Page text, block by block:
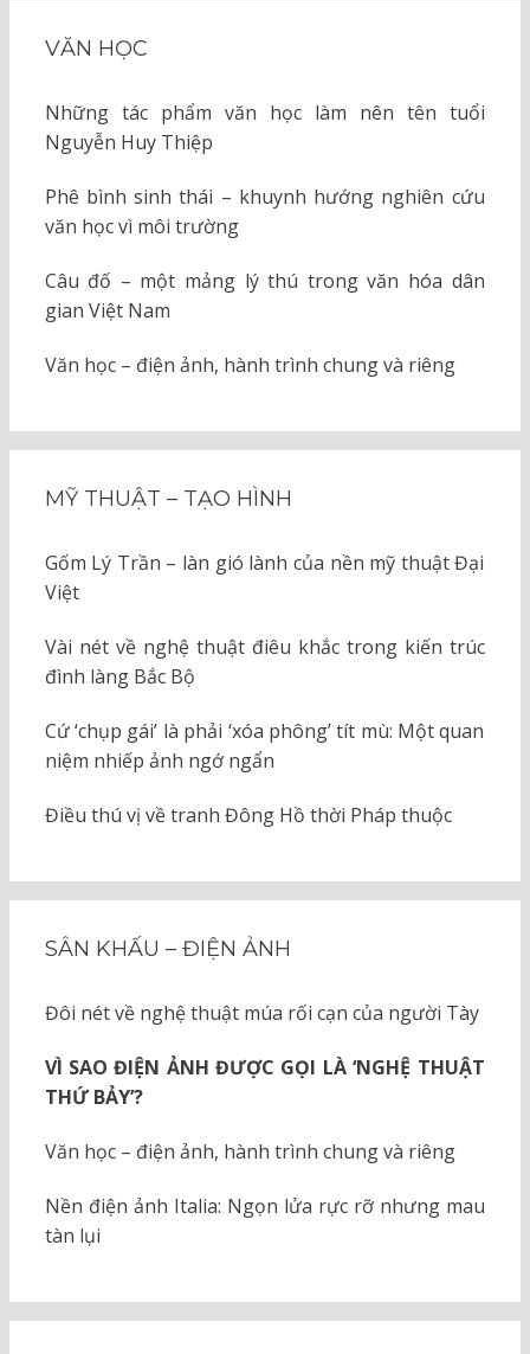
VĂN HỌC
Những tác phẩm văn học làm nên tên tuổi
Nguyễn Huy Thiệp
Phê bình sinh thái – khuynh hướng nghiên cứu
văn học vì môi trường
Câu đố – một mảng lý thú trong văn hóa dân
gian Việt Nam
Văn học – điện ảnh, hành trình chung và riêng
MỸ THUẬT – TẠO HÌNH
Gốm Lý Trần – làn gió lành của nền mỹ thuật Đại
Việt
Vài nét về nghệ thuật điêu khắc trong kiến trúc
đình làng Bắc Bộ
Cứ ‘chụp gái’ là phải ‘xóa phông’ tít mù: Một quan
niệm nhiếp ảnh ngớ ngẩn
Điều thú vị về tranh Đông Hồ thời Pháp thuộc
SÂN KHẤU – ĐIỆN ẢNH
Đôi nét về nghệ thuật múa rối cạn của người Tày
VÌ SAO ĐIỆN ẢNH ĐƯỢC GỌI LÀ ‘NGHỆ THUẬT
THỨ BẢY’?
Văn học – điện ảnh, hành trình chung và riêng
Nền điện ảnh Italia: Ngọn lửa rực rỡ nhưng mau
tàn lụi